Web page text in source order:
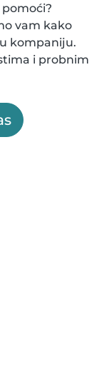
vam kako
kompaniju.
i probnim